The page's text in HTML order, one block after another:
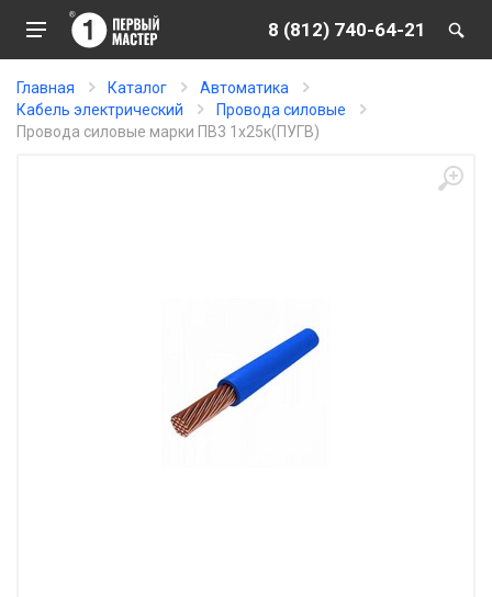
8 (812) 740-64-21
Главная Каталог
Автоматика
Кабель электрический
Провода силовые
Провода силовые марки ПВ3 1х25к(ПУГВ)